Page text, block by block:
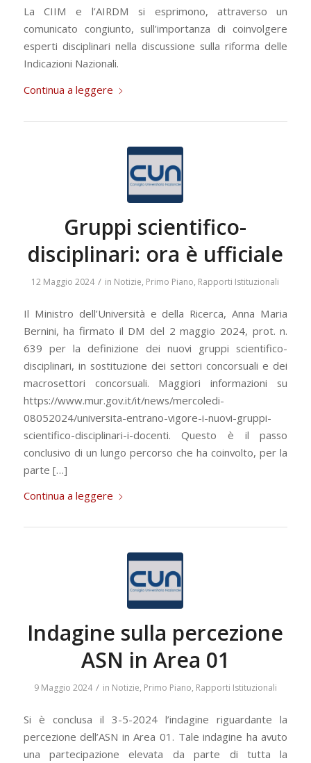
La CIIM e l’AIRDM si esprimono, attraverso un
comunicato congiunto, sull’importanza di coinvolgere
esperti disciplinari nella discussione sulla riforma delle
Indicazioni Nazionali.
Continua a leggere
Gruppi scientifico-
disciplinari: ora è ufficiale
12 Maggio 2024 / in Notizie, Primo Piano, Rapporti Istituzionali
Il Ministro dell’Università e della Ricerca, Anna Maria
Bernini, ha firmato il DM del 2 maggio 2024, prot. n.
639 per la definizione dei nuovi gruppi scientifico-
disciplinari, in sostituzione dei settori concorsuali e dei
macrosettori concorsuali. Maggiori informazioni su
https://www.mur.gov.it/it/news/mercoledi-
08052024/universita-entrano-vigore-i-nuovi-gruppi-
scientifico-disciplinari-i-docenti. Questo è il passo
conclusivo di un lungo percorso che ha coinvolto, per la
parte […]
Continua a leggere
Indagine sulla percezione
ASN in Area 01
9 Maggio 2024 / in Notizie, Primo Piano, Rapporti Istituzionali
Si è conclusa il 3-5-2024 l’indagine riguardante la
percezione dell’ASN in Area 01. Tale indagine ha avuto
una partecipazione elevata da parte di tutta la